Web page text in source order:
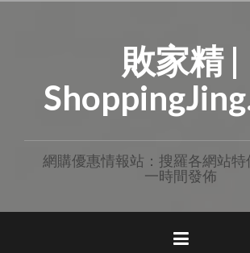
敗家精 |
網購優惠情報站：搜羅各網站特
一時間發佈